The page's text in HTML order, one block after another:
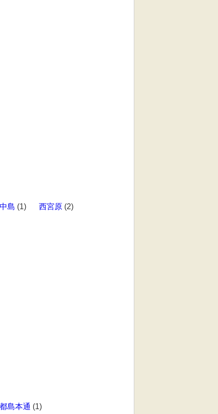
島 (1) 西宮原 (2)
都島本通 (1)